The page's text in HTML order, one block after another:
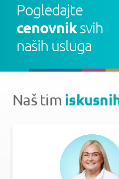
Pogledajte
cenovniksvih
naših usluga
Naš tim